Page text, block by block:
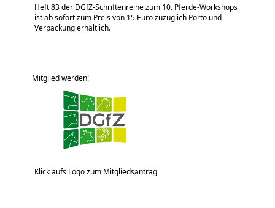
Heft 83 der DGfZ-Schriftenreihe zum 10. Pferde-Workshops
ist ab sofort zum Preis von 15 Euro zuzüglich Porto und
Verpackung erhältlich.
Mitglied werden!
Klick aufs Logo zum Mitgliedsantrag